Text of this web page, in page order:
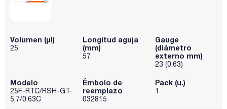
Volumen (µl)
25
Longitud aguja
(mm)
57
Gauge
(diámetro
externo mm)
23 (0,63)
Modelo
25F-RTC/RSH-GT-
5,7/0,63C
Émbolo de
reemplazo
032815
Pack (u.)
1